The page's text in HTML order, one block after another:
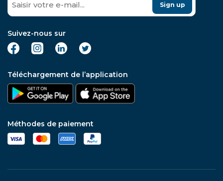
Sign up
Suivez-nous sur
Téléchargement de l’application
Méthodes de paiement